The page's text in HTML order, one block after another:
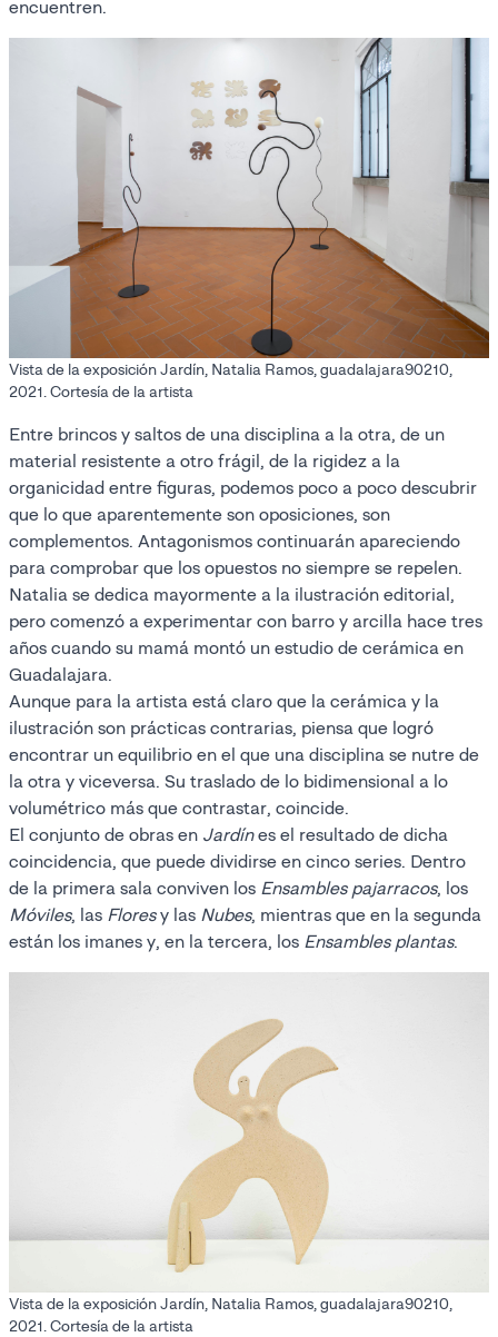
encuentren.
Vista de la exposición Jardín, Natalia Ramos, guadalajara90210,
2021. Cortesía de la artista
Entre brincos y saltos de una disciplina a la otra, de un
material resistente a otro frágil, de la rigidez a la
organicidad entre figuras, podemos poco a poco descubrir
que lo que aparentemente son oposiciones, son
complementos. Antagonismos continuarán apareciendo
para comprobar que los opuestos no siempre se repelen.
Natalia se dedica mayormente a la ilustración editorial,
pero comenzó a experimentar con barro y arcilla hace tres
años cuando su mamá montó un estudio de cerámica en
Guadalajara.
Aunque para la artista está claro que la cerámica y la
ilustración son prácticas contrarias, piensa que logró
encontrar un equilibrio en el que una disciplina se nutre de
la otra y viceversa. Su traslado de lo bidimensional a lo
volumétrico más que contrastar, coincide.
El conjunto de obras en Jardínes el resultado de dicha
coincidencia, que puede dividirse en cinco series. Dentro
de la primera sala conviven los Ensambles pajarracos, los
Móviles, las Floresy las Nubes, mientras que en la segunda
están los imanes y, en la tercera, los Ensambles plantas.
Vista de la exposición Jardín, Natalia Ramos, guadalajara90210,
2021. Cortesía de la artista